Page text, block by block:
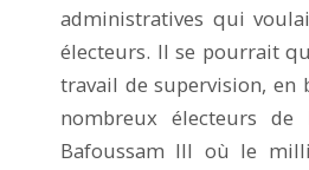
administratives qui
électeurs. Il se pourrait
travail de supervision, en
nombreux électeurs
Bafoussam III où le